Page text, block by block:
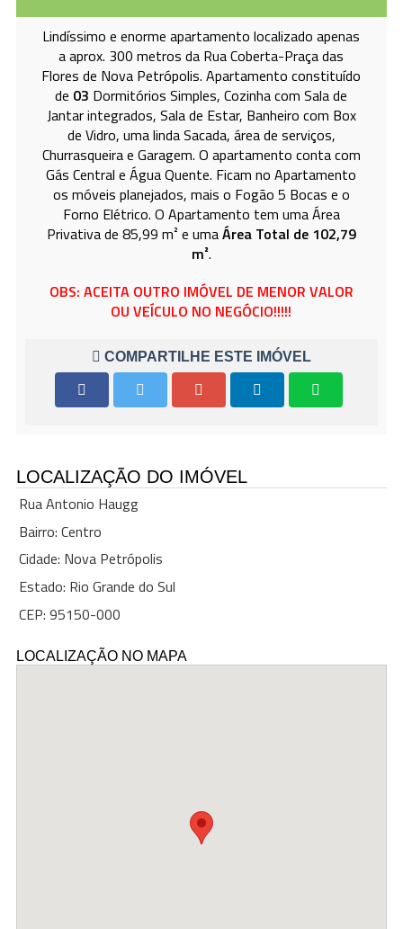
Lindíssimo e enorme apartamento localizado apenas
a aprox. 300 metros da Rua Coberta-Praça das
Flores de Nova Petrópolis. Apartamento constituído
de 03 Dormitórios Simples, Cozinha com Sala de
Jantar integrados, Sala de Estar, Banheiro com Box
de Vidro, uma linda Sacada, área de serviços,
Churrasqueira e Garagem. O apartamento conta com
Gás Central e Água Quente. Ficam no Apartamento
os móveis planejados, mais o Fogão 5 Bocas e o
Forno Elétrico. O Apartamento tem uma Área
Privativa de 85,99 m² e umaÁrea Total de 102,79
m².
OBS: ACEITA OUTRO IMÓVEL DE MENOR VALOR
OU VEÍCULO NO NEGÓCIO!!!!!
COMPARTILHE ESTE IMÓVEL
LOCALIZAÇÃO DO IMÓVEL
Rua Antonio Haugg
Bairro: Centro
Cidade: Nova Petrópolis
Estado: Rio Grande do Sul
CEP: 95150-000
LOCALIZAÇÃO NO MAPA